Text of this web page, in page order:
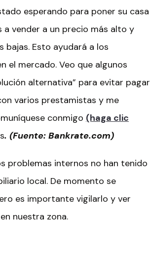
esperando para poner su casa
vender a un precio más alto y
Esto ayudará a los
el mercado. Veo que algunos
alternativa” para evitar pagar
varios prestamistas y me
conmigo (haga clic
. (Fuente: Bankrate.com)
problemas internos no han tenido
local. De momento se
es importante vigilarlo y ver
nuestra zona.